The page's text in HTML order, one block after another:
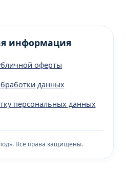
информация
оферты
данных
персональных данных
Все права защищены.